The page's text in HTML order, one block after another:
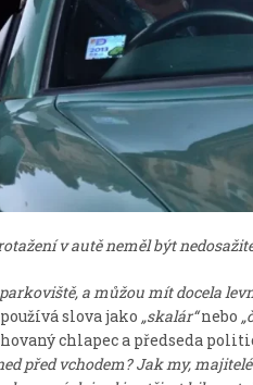
v autě neměl být
a můžou mít docela
slova jako „skalár“nebo
chlapec a předseda
před vchodem? Jak my,